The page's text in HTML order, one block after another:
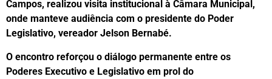
Campos, realizou visita institucional à Câmara Municipal,
onde manteve audiência com o presidente do Poder
Legislativo, vereador Jelson Bernabé.
O encontro reforçou o diálogo permanente entre os
Poderes Executivo e Legislativo em prol do